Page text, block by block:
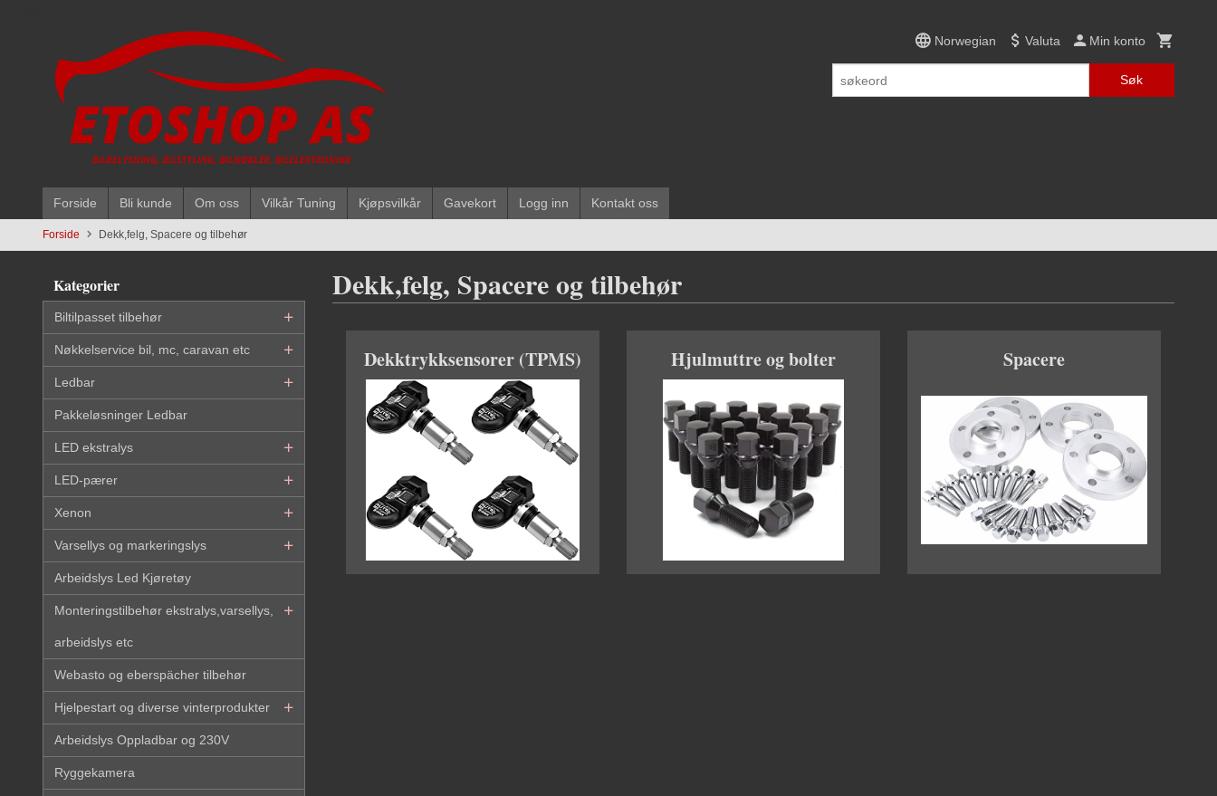
innholdet
Norwegian Valuta Min konto
Søk
Forside Bli kunde Om oss Vilkår Tuning Kjøpsvilkår Gavekort Logg inn Kontakt oss
Forside Dekk,felg, Spacere og tilbehør
Kategorier
Biltilpasset tilbehør
Nøkkelservice bil, mc, caravan etc
Ledbar
Pakkeløsninger Ledbar
LED ekstralys
LED-pærer
Xenon
Varsellys og markeringslys
Arbeidslys Led Kjøretøy
Monteringstilbehør ekstralys,varsellys,
arbeidslys etc
Webasto og eberspächer tilbehør
Hjelpestart og diverse vinterprodukter
Arbeidslys Oppladbar og 230V
Ryggekamera
Dekk,felg, Spacere og tilbehør
Dekktrykksensorer (TPMS) Hjulmuttre og bolter Spacere